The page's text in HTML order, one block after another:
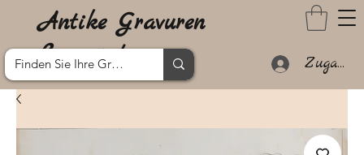
Antike Gravuren
Lanzarote
Zugang